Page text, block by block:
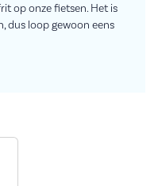
op onze fietsen. Het is
dus loop gewoon eens